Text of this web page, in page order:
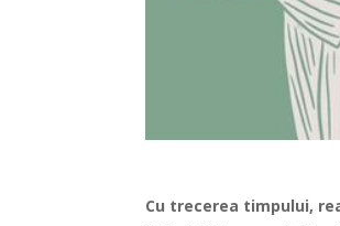
Cu trecerea timpului,